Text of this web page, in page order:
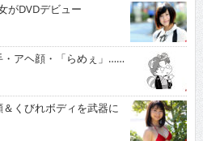
がDVDデビュー
アヘ顔・「らめぇ」……
くびれボディを武器に